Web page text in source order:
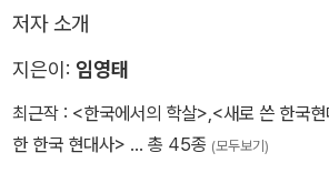
서는 “돈이 뚫은 것이지 소가 뚫은 것인가”라
이 분명하였다. 정주영의 자본가로서의 이악
인 리영희 교수조차도 그의 방북을 두고 ‘행위
평가했을 정도였다. _9장 「소떼방북과 금
저자 소개
지은이: 임영태
최근작 : <한국에서의 학살> <새로 쓴 한국
한 한국 현대사> … 총 45종 (모두보기)